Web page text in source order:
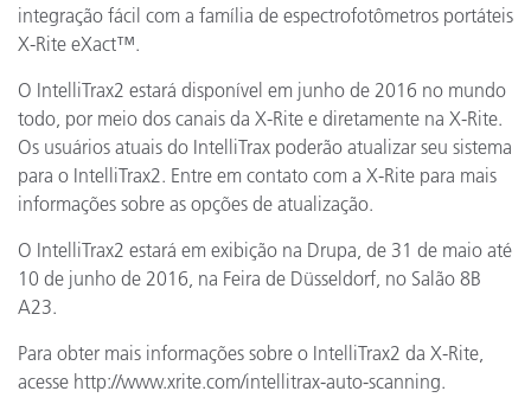
integração fácil com a família de espectrofotômetros portáteis
X-Rite eXact™.
O IntelliTrax2 estará disponível em junho de 2016 no mundo
todo, por meio dos canais da X-Rite e diretamente na X-Rite.
Os usuários atuais do IntelliTrax poderão atualizar seu sistema
para o IntelliTrax2. Entre em contato com a X-Rite para mais
informações sobre as opções de atualização.
O IntelliTrax2 estará em exibição na Drupa, de 31 de maio até
10 de junho de 2016, na Feira de Düsseldorf, no Salão 8B
A23.
Para obter mais informações sobre o IntelliTrax2 da X-Rite,
acesse http://www.xrite.com/intellitrax-auto-scanning.